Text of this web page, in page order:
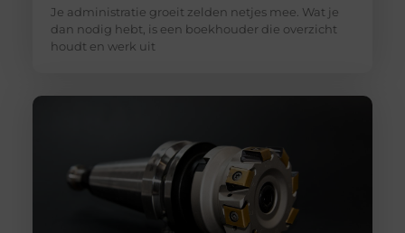
Je administratie groeit zelden netjes mee. Wat je
dan nodig hebt, is een boekhouder die overzicht
houdt en werk uit